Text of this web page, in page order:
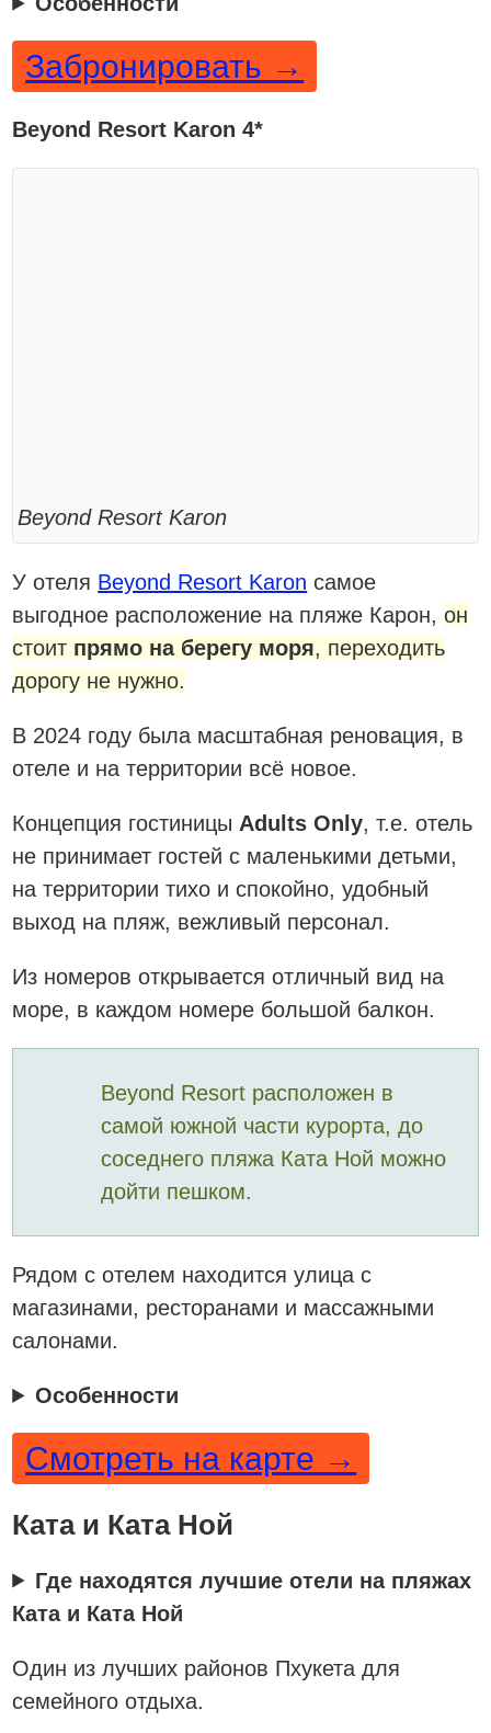
Забронировать →
Beyond Resort Karon 4*
Beyond Resort Karon
У отеля Beyond Resort Karon самое
выгодное расположение на пляже Карон,он
стоит прямо на берегу моря, переходить
дорогу не нужно.
В 2024 году была масштабная реновация, в
отеле и на территории всё новое.
Концепция гостиницы Adults Only, т.е. отель
не принимает гостей с маленькими детьми,
на территории тихо и спокойно, удобный
выход на пляж, вежливый персонал.
Из номеров открывается отличный вид на
море, в каждом номере большой балкон.
Beyond Resort расположен в
самой южной части курорта, до
соседнего пляжа Ката Ной можно
дойти пешком.
Рядом с отелем находится улица с
магазинами, ресторанами и массажными
салонами.
Особенности
Смотреть на карте →
Ката и Ката Ной
Где находятся лучшие отели на пляжах
Ката и Ката Ной
Один из лучших районов Пхукета для
семейного отдыха.